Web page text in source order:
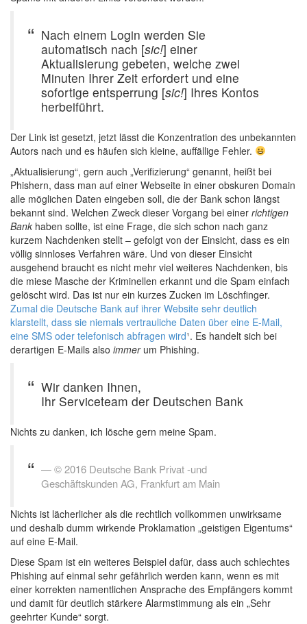
Nach einem Login werden Sie
automatisch nach [sic!] einer
Aktualisierung gebeten, welche zwei
Minuten Ihrer Zeit erfordert und eine
sofortige entsperrung [sic!] Ihres Kontos
herbeiführt.
Der Link ist gesetzt, jetzt lässt die Konzentration des unbekannten
Autors nach und es häufen sich kleine, auffällige Fehler.
„Aktualisierung“, gern auch „Verifizierung“ genannt, heißt bei
Phishern, dass man auf einer Webseite in einer obskuren Domain
alle möglichen Daten eingeben soll, die der Bank schon längst
bekannt sind. Welchen Zweck dieser Vorgang bei einer richtigen
Bank haben sollte, ist eine Frage, die sich schon nach ganz
kurzem Nachdenken stellt – gefolgt von der Einsicht, dass es ein
völlig sinnloses Verfahren wäre. Und von dieser Einsicht
ausgehend braucht es nicht mehr viel weiteres Nachdenken, bis
die miese Masche der Kriminellen erkannt und die Spam einfach
gelöscht wird. Das ist nur ein kurzes Zucken im Löschfinger.
Zumal die Deutsche Bank auf ihrer Website sehr deutlich
klarstellt, dass sie niemals vertrauliche Daten über eine E-Mail,
eine SMS oder telefonisch abfragen wird¹. Es handelt sich bei
derartigen E-Mails also immerum Phishing.
Wir danken Ihnen,
Ihr Serviceteam der Deutschen Bank
Nichts zu danken, ich lösche gern meine Spam.
© 2016 Deutsche Bank Privat -und
Geschäftskunden AG, Frankfurt am Main
Nichts ist lächerlicher als die rechtlich vollkommen unwirksame
und deshalb dumm wirkende Proklamation „geistigen Eigentums“
auf eine E-Mail.
Diese Spam ist ein weiteres Beispiel dafür, dass auch schlechtes
Phishing auf einmal sehr gefährlich werden kann, wenn es mit
einer korrekten namentlichen Ansprache des Empfängers kommt
und damit für deutlich stärkere Alarmstimmung als ein „Sehr
geehrter Kunde“ sorgt.